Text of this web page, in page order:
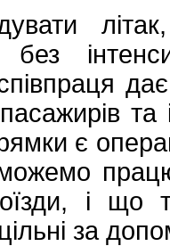
є
і що
за